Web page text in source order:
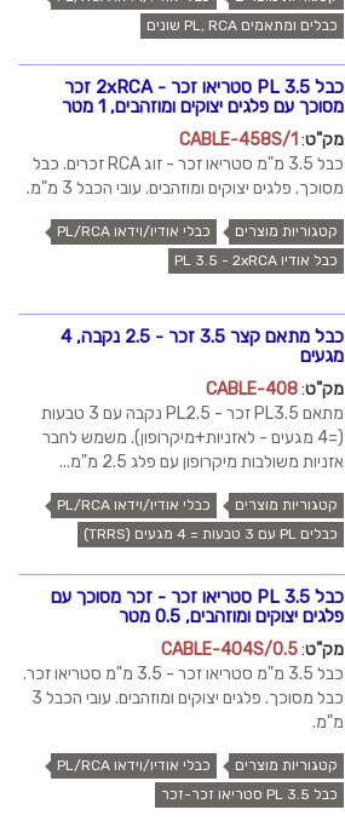
כבלים ומתאמים PL, RCA שונים
כבל PL 3.5 סטריאו זכר - 2xRCA זכר
מסוכך עם פלגים יצוקים ומוזהבים, 1 מטר
מק"ט:
CABLE-458S/1
כבל 3.5 מ"מ סטריאו זכר - זוג RCA זכרים. כבל
מסוכך. פלגים יצוקים ומוזהבים. עובי הכבל 3 מ"מ.
קטגוריות מוצרים
כבלי אודיו/וידאו PL/RCA
כבל אודיו PL 3.5 - 2xRCA
כבל מתאם קצר 3.5 זכר - 2.5 נקבה, 4
מגעים
מק"ט:
CABLE-408
מתאם PL3.5 זכר - PL2.5 נקבה עם 3 טבעות
(=4 מגעים - לאזניות+מיקרופון). משמש לחבר
אזניות משולבות מיקרופון עם פלג 2.5 מ"מ...
קטגוריות מוצרים
כבלי אודיו/וידאו PL/RCA
כבלים PL עם 3 טבעות = 4 מגעים (TRRS)
כבל PL 3.5 סטריאו זכר - זכר מסוכך עם
פלגים יצוקים ומוזהבים, 0.5 מטר
מק"ט:
CABLE-404S/0.5
כבל 3.5 מ"מ סטריאו זכר - 3.5 מ"מ סטריאו זכר.
כבל מסוכך. פלגים יצוקים ומוזהבים. עובי הכבל 3
מ"מ.
קטגוריות מוצרים
כבלי אודיו/וידאו PL/RCA
כבל PL 3.5 סטריאו זכר-זכר